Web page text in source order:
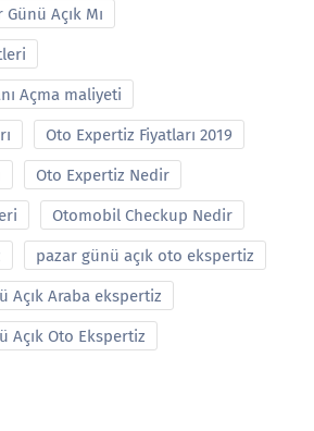
Açık Mı
Açma maliyeti
Oto Expertiz Fiyatları 2019
Oto Expertiz Nedir
Otomobil Checkup Nedir
pazar günü açık oto ekspertiz
Açık Araba ekspertiz
Açık Oto Ekspertiz